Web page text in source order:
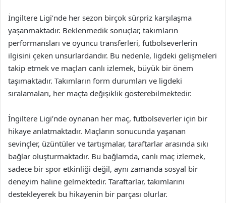
İngiltere Ligi’nde her sezon birçok sürpriz karşılaşma
yaşanmaktadır. Beklenmedik sonuçlar, takımların
performansları ve oyuncu transferleri, futbolseverlerin
ilgisini çeken unsurlardandır. Bu nedenle, ligdeki gelişmeleri
takip etmek ve maçları canlı izlemek, büyük bir önem
taşımaktadır. Takımların form durumları ve ligdeki
sıralamaları, her maçta değişiklik gösterebilmektedir.
İngiltere Ligi’nde oynanan her maç, futbolseverler için bir
hikaye anlatmaktadır. Maçların sonucunda yaşanan
sevinçler, üzüntüler ve tartışmalar, taraftarlar arasında sıkı
bağlar oluşturmaktadır. Bu bağlamda, canlı maç izlemek,
sadece bir spor etkinliği değil, aynı zamanda sosyal bir
deneyim haline gelmektedir. Taraftarlar, takımlarını
destekleyerek bu hikayenin bir parçası olurlar.